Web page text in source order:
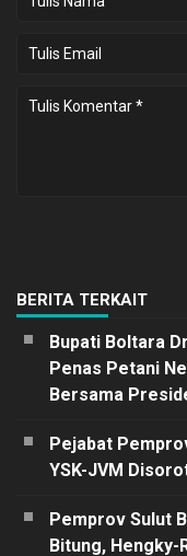
BERITA TERKAIT
Bupati Boltara
Penas Petani
Bersama
Pejabat
YSK-JVM
Pemprov Sulut
Bitung, Hengky-